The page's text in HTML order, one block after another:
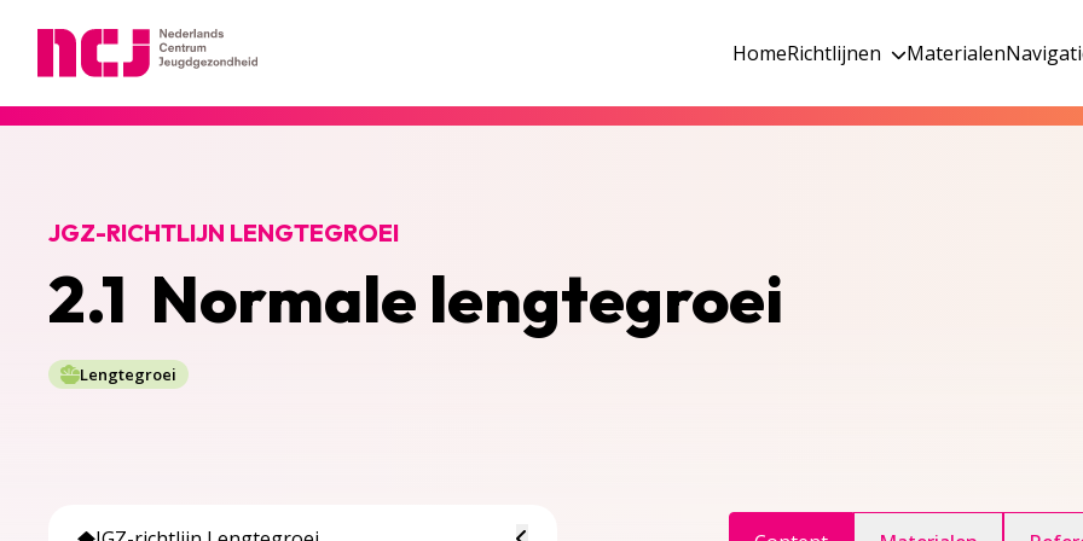
HomeRichtlijnen Materialen
2.1 Normale lengtegroei
JGZ-RICHTLIJN LENGTEGROEI
Lengtegroei